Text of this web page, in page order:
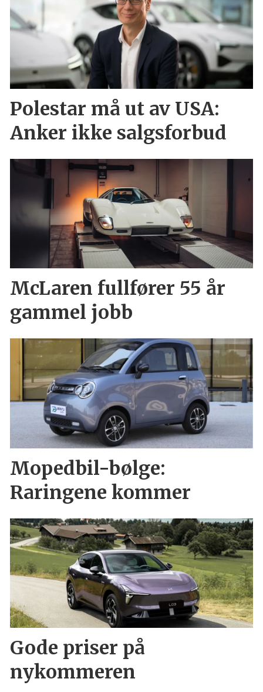
Polestar må ut av USA:
Anker ikke salgsforbud
McLaren fullfører 55 år
gammel jobb
Mopedbil-bølge:
Raringene kommer
Gode priser på
nykommeren